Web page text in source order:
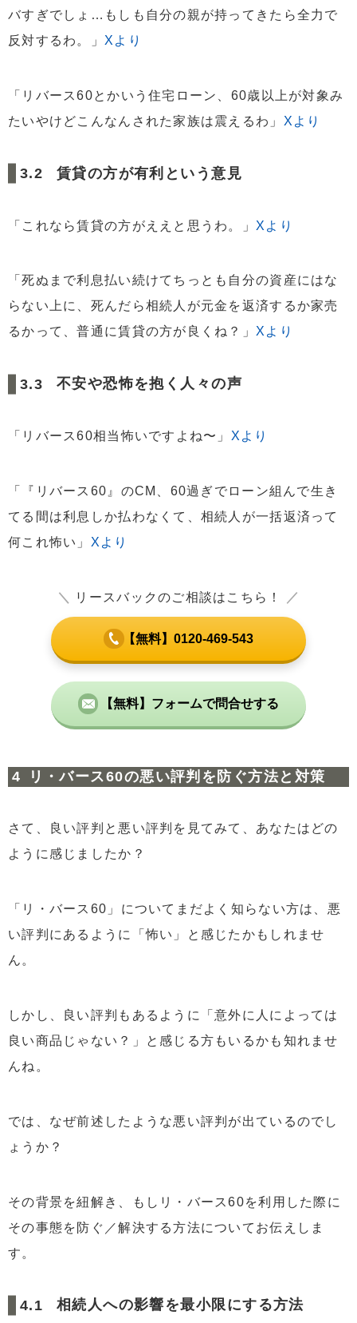
バすぎでしょ…もしも自分の親が持ってきたら全力で
反対するわ。」 Xより
「リバース60とかいう住宅ローン、60歳以上が対象み
たいやけどこんなんされた家族は震えるわ」 Xより
賃貸の方が有利という意見
「これなら賃貸の方がええと思うわ。」 Xより
「死ぬまで利息払い続けてちっとも自分の資産にはな
らない上に、死んだら相続人が元金を返済するか家売
るかって、普通に賃貸の方が良くね？」Xより
不安や恐怖を抱く人々の声
「リバース60相当怖いですよね〜」 Xより
「『リバース60』のCM、60過ぎでローン組んで生き
てる間は利息しか払わなくて、相続人が一括返済って
何これ怖い」 Xより
＼ リースバックのご相談はこちら！ ／
【無料】0120-469-543
【無料】フォームで問合せする
リ・バース60の悪い評判を防ぐ方法と対策
さて、良い評判と悪い評判を見てみて、あなたはどの
ように感じましたか？
「リ・バース60」についてまだよく知らない方は、悪
い評判にあるように「怖い」と感じたかもしれませ
ん。
しかし、良い評判もあるように「意外に人によっては
良い商品じゃない？」と感じる方もいるかも知れませ
んね。
では、なぜ前述したような悪い評判が出ているのでし
ょうか？
その背景を紐解き、もしリ・バース60を利用した際に
その事態を防ぐ／解決する方法についてお伝えしま
す。
相続人への影響を最小限にする方法